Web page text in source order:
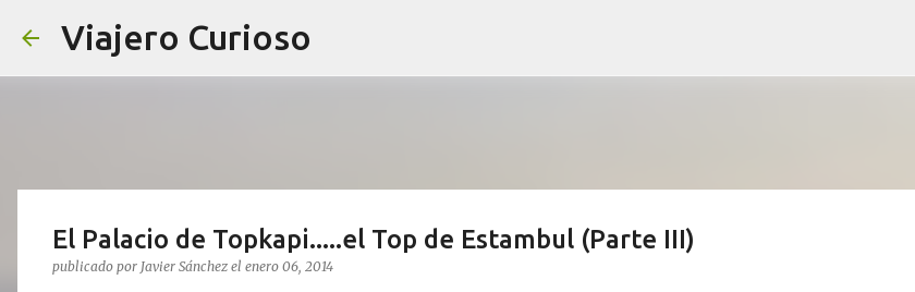
Viajero Curioso
El Palacio de Topkapi.....el Top de Estambul (Parte III)
publicado por Javier Sánchez el enero 06, 2014